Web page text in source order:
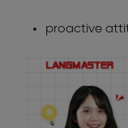
proactive